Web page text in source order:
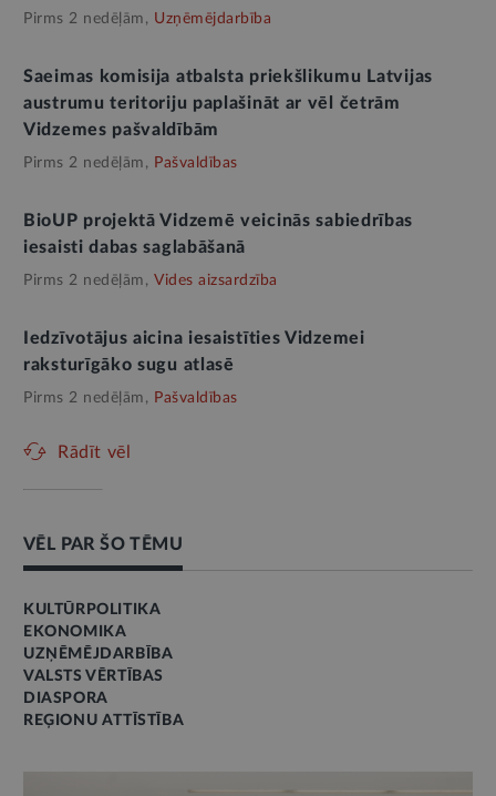
Pirms 2 nedēļām, Uzņēmējdarbība
Saeimas komisija atbalsta priekšlikumu Latvijas
austrumu teritoriju paplašināt ar vēl četrām
Vidzemes pašvaldībām
Pirms 2 nedēļām, Pašvaldības
BioUP projektā Vidzemē veicinās sabiedrības
iesaisti dabas saglabāšanā
Pirms 2 nedēļām, Vides aizsardzība
Iedzīvotājus aicina iesaistīties Vidzemei
raksturīgāko sugu atlasē
Pirms 2 nedēļām, Pašvaldības
Rādīt vēl
VĒL PAR ŠO TĒMU
KULTŪRPOLITIKA
EKONOMIKA
UZŅĒMĒJDARBĪBA
VALSTS VĒRTĪBAS
DIASPORA
REĢIONU ATTĪSTĪBA